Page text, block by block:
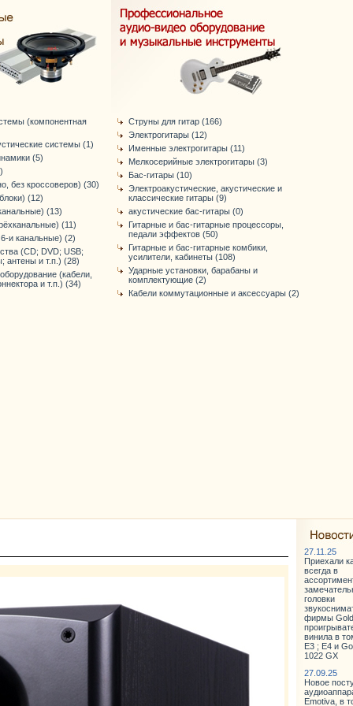
(компонентная
системы (1)
(5)
без кроссоверов) (30)
(12)
(13)
(11)
и канальные) (2)
(CD; DVD; USB;
антены и т.п.) (28)
(кабели,
и т.п.) (34)
Струны для гитар (166)
Электрогитары (12)
Именные электрогитары (11)
Мелкосерийные электрогитары (3)
Бас-гитары (10)
Электроакустические, акустические и
классические гитары (9)
акустические бас-гитары (0)
Гитарные и бас-гитарные процессоры,
педали эффектов (50)
Гитарные и бас-гитарные комбики,
усилители, кабинеты (108)
Ударные установки, барабаны и
комплектующие (2)
Кабели коммутационные и аксессуары (2)
27.11.25
Приехали
всегда в
головки
фирмы
винила в
E3 ; E4 и
1022 GX
27.09.25
Новое
Emotiva, в